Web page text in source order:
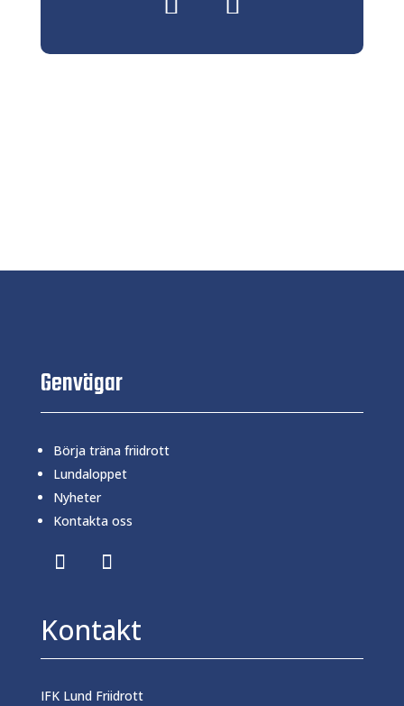
Genvägar
Börja träna friidrott
Lundaloppet
Nyheter
Kontakta oss
Kontakt
IFK Lund Friidrott